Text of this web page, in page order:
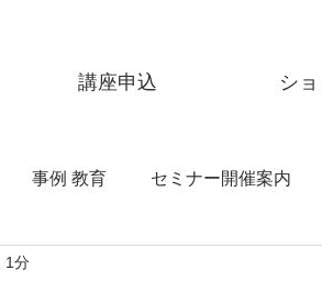
講座申込 シ
事例 教育 セミナー開催案内
bern
1分